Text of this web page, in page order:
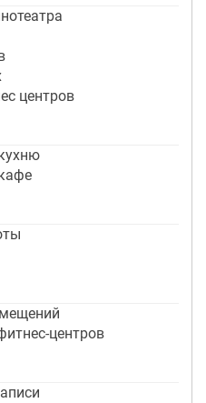
центров
центров